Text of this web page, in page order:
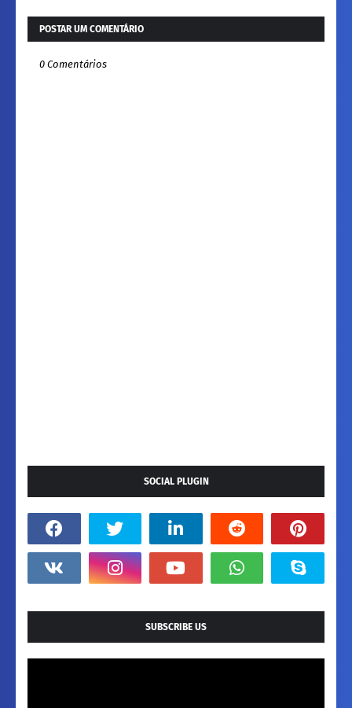
POSTAR UM COMENTÁRIO
0 Comentários
SOCIAL PLUGIN
SUBSCRIBE US